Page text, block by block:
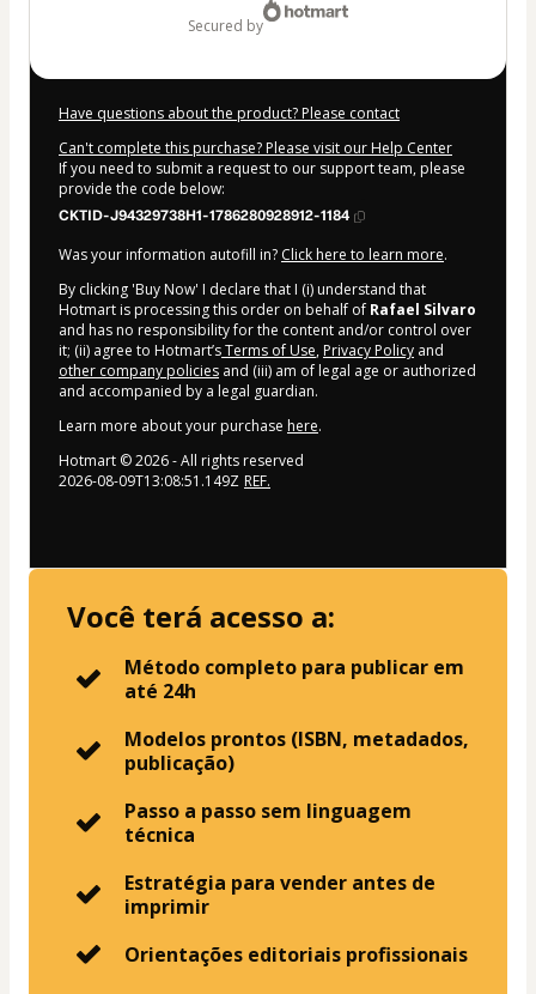
secured by
Have questions about the product? Please contact
Can't complete this purchase? Please visit our Help Center
If you need to submit a request to our support team, please
provide the code below:
CKTID-J94329738H1-1786280928912-1184
Was your information autofill in? Click here to learn more.
By clicking 'Buy Now' I declare that I (i) understand that
Hotmart is processing this order on behalf of Rafael Silvaro
and has no responsibility for the content and/or control over
it; (ii) agree to Hotmart’sTerms of Use, Privacy Policy and
other company policies and (iii) am of legal age or authorized
and accompanied by a legal guardian.
Learn more about your purchase here.
Hotmart ©2026- All rights reserved
2026-08-09T13:08:51.149Z REF.
Você terá acesso a:
Método completo para publicar em
até 24h
Modelos prontos (ISBN, metadados,
publicação)
Passo a passo sem linguagem
técnica
Estratégia para vender antes de
imprimir
Orientações editoriais profissionais